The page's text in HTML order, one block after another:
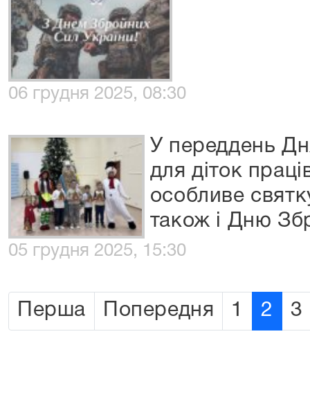
06 грудня 2025, 08:30
У переддень
для діток
особливе
також і Дню
05 грудня 2025, 15:30
Перша Попередня 1 2 3